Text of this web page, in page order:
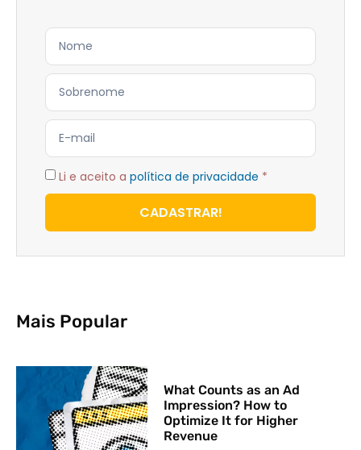
Li e aceito a política de privacidade *
CADASTRAR!
Mais Popular
What Counts as an Ad
Impression? How to
Optimize It for Higher
Revenue